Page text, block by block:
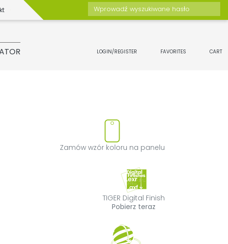
Wprowadź wyszukiwane hasło
LOGIN/REGISTER FAVORITES CART
produkt z ulubionych
Zamów wzór koloru na panelu
TIGER Digital Finish
Pobierz teraz